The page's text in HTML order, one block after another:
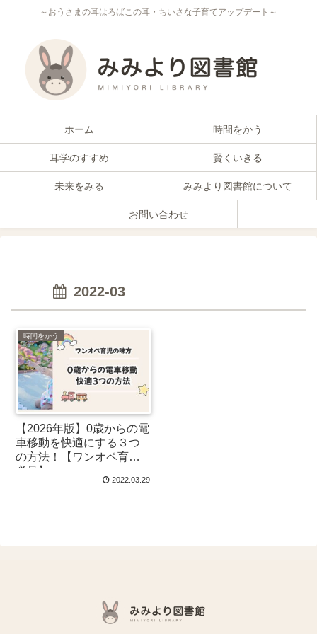
～おうさまの耳はろばこの耳・ちいさな子育てアップデート～
ホーム 時間をかう
耳学のすすめ 賢くいきる
未来をみる みみより図書館について
お問い合わせ
2022-03
時間をかう
【2026年版】0歳からの電
車移動を快適にする３つ
の方法！【ワンオペ育児
必見】
2022.03.29